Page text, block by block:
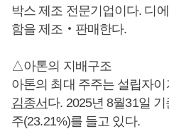
박스 제조 전문기업이다. 디
함을 제조‧판매한다.
△아톤의 지배구조
아톤의 최대 주주는 설립자
김종서 다. 2025년 8월31일
주(23.21%)를 들고 있다.